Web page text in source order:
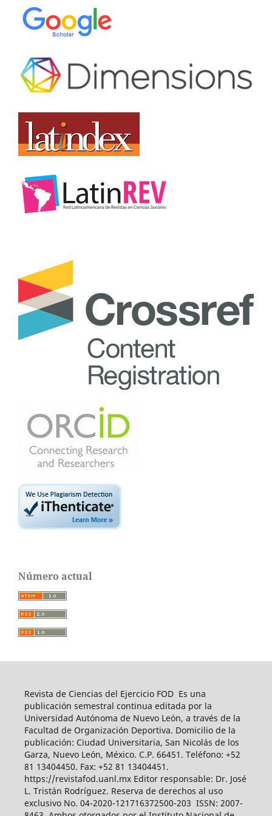
Número actual
Revista de Ciencias del Ejercicio FOD Es una
publicación semestral continua editada por la
Universidad Autónoma de Nuevo León, a través de la
Facultad de Organización Deportiva. Domicilio de la
publicación: Ciudad Universitaria, San Nicolás de los
Garza, Nuevo León, México. C.P. 66451. Teléfono: +52
81 13404450. Fax: +52 81 13404451.
https://revistafod.uanl.mx Editor responsable: Dr. José
L. Tristán Rodríguez. Reserva de derechos al uso
exclusivo No. 04-2020-121716372500-203 ISSN: 2007-